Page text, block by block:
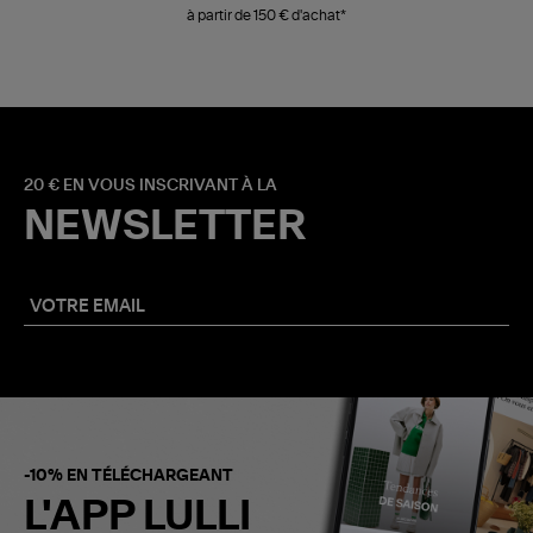
à partir de 150 € d'achat*
20 € EN VOUS INSCRIVANT À LA
NEWSLETTER
-10% EN TÉLÉCHARGEANT
L'APP LULLI